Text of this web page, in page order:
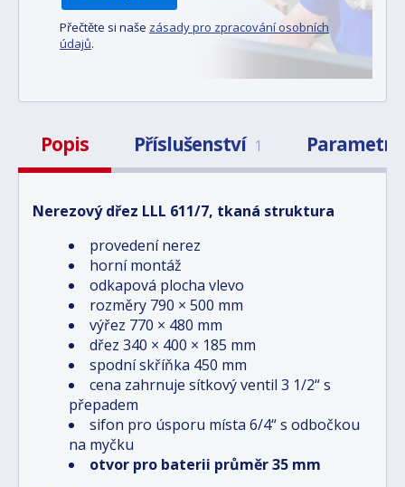
Přečtěte si naše zásady pro zpracování osobních
údajů.
Popis Příslušenství 1 Parametry
Nerezový dřez LLL 611/7, tkaná struktura
provedení nerez
horní montáž
odkapová plocha vlevo
rozměry 790 × 500 mm
výřez 770 × 480 mm
dřez 340 × 400 × 185 mm
spodní skříňka 450 mm
cena zahrnuje sítkový ventil 3 1/2“ s
přepadem
sifon pro úsporu místa 6/4“ s odbočkou
na myčku
otvor pro baterii průměr 35 mm